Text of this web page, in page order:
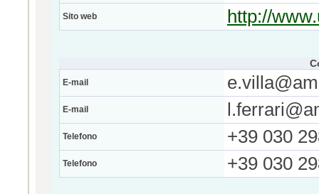
Sito web http://
E-mail
E-mail
Telefono +39 030
Telefono +39 030